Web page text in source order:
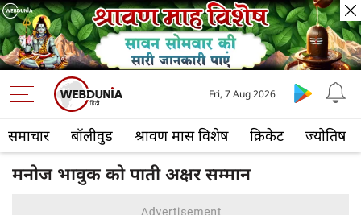
समाचार बॉलीवुड श्रावण मास विशेष क्रिकेट ज्योतिष
Fri, 7 Aug 2026
मनोज भावुक को पाती अक्षर सम्मान